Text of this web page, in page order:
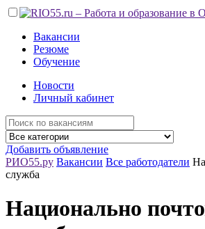
Вакансии
Резюме
Обучение
Новости
Личный кабинет
Добавить объявление
РИО55.ру Вакансии Все работодатели
служба
Национально